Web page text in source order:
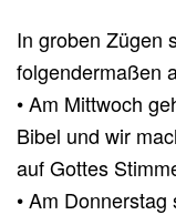
In groben Zügen
folgendermaßen
• Am Mittwoch
Bibel und wir
auf Gottes
• Am